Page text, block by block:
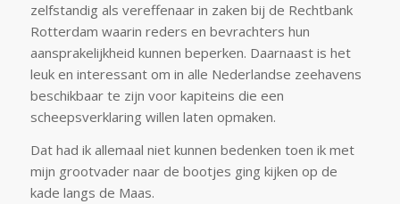
zelfstandig als vereffenaar in zaken bij de Rechtbank
Rotterdam waarin reders en bevrachters hun
aansprakelijkheid kunnen beperken. Daarnaast is het
leuk en interessant om in alle Nederlandse zeehavens
beschikbaar te zijn voor kapiteins die een
scheepsverklaring willen laten opmaken.
Dat had ik allemaal niet kunnen bedenken toen ik met
mijn grootvader naar de bootjes ging kijken op de
kade langs de Maas.